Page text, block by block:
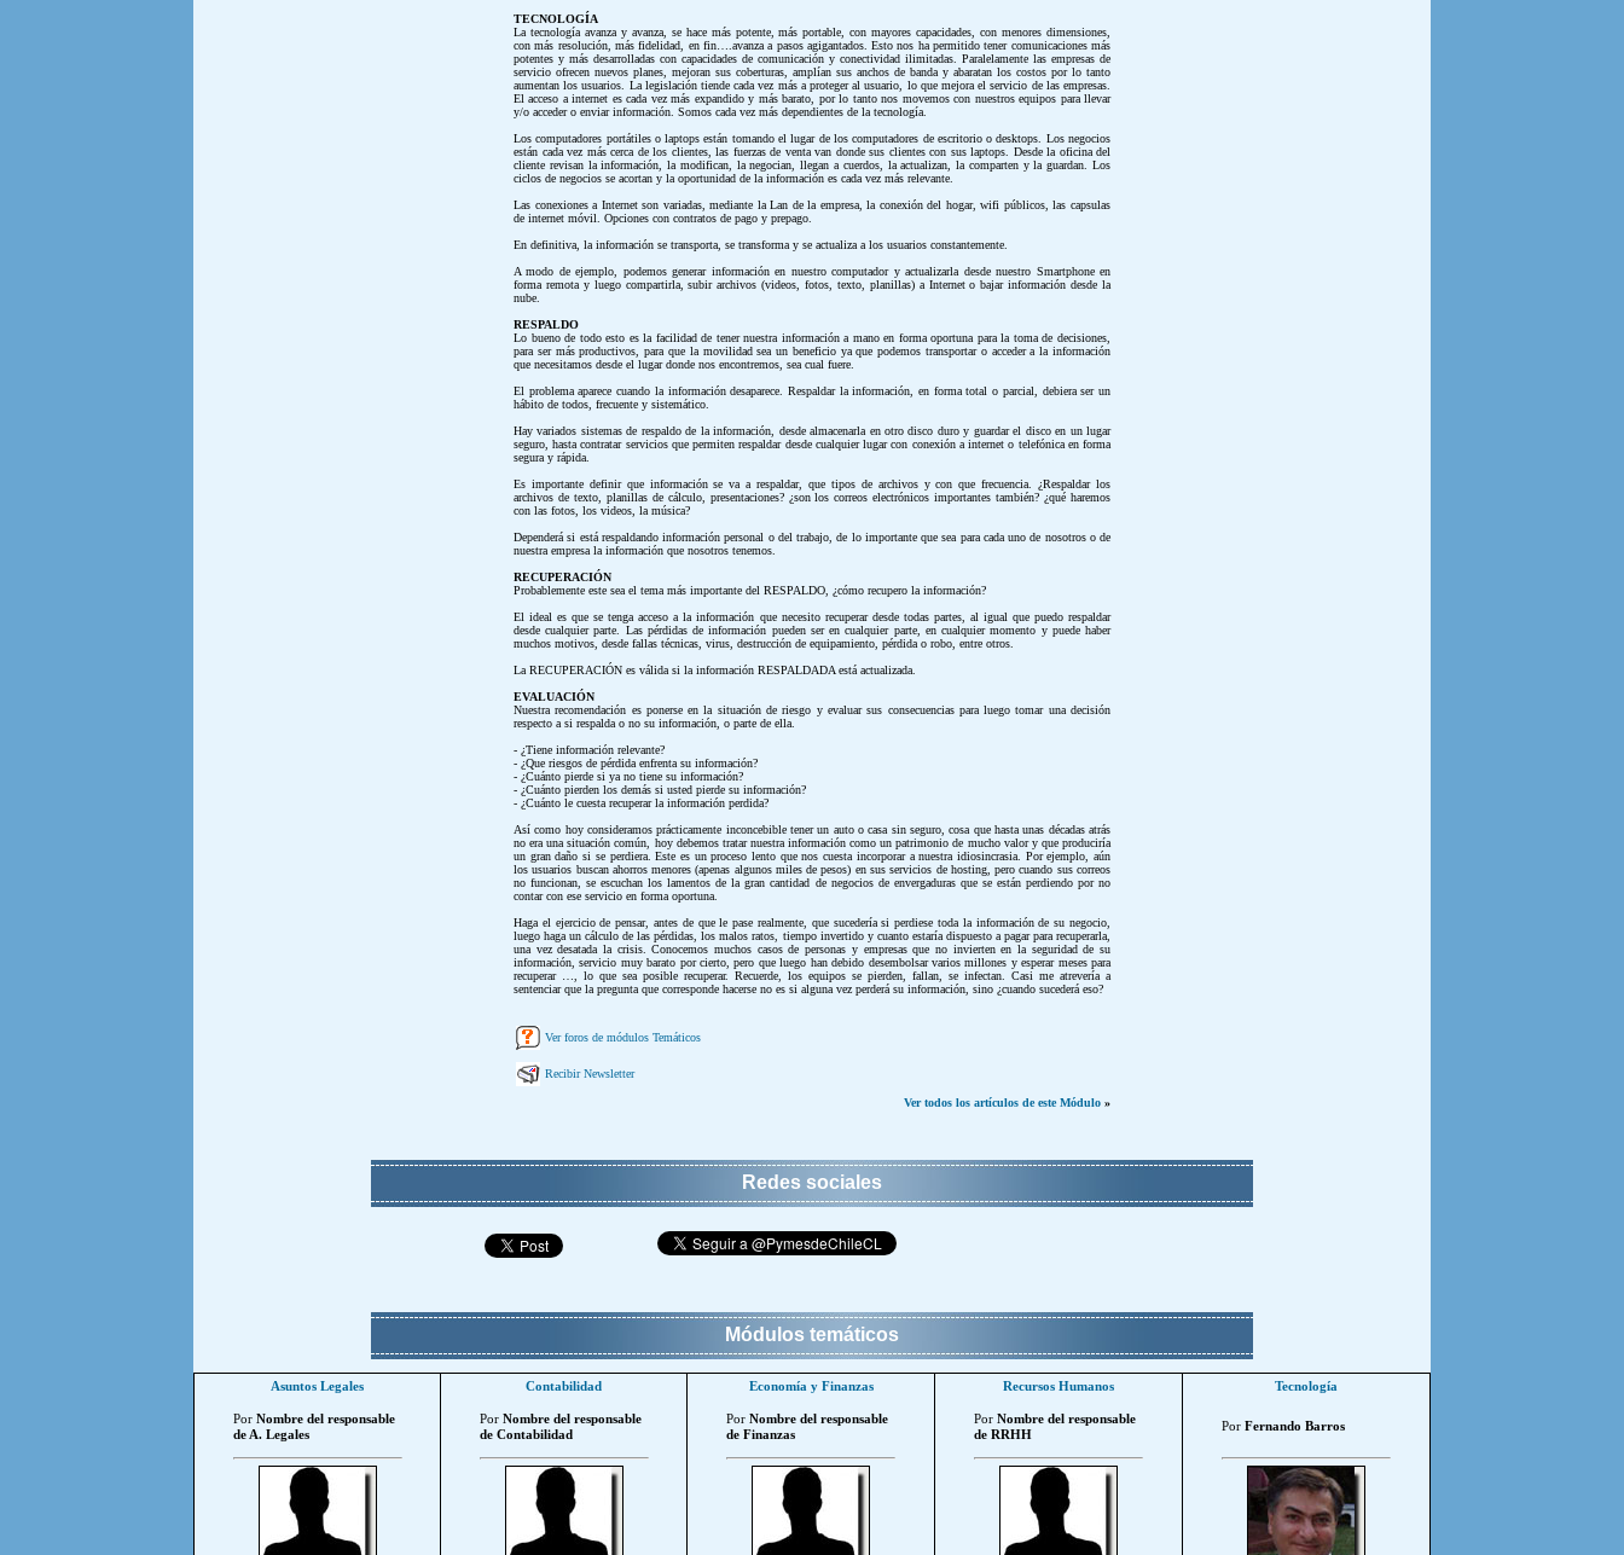
TECNOLOGÍA
La tecnología avanza y avanza, se hace más potente, más portable, con mayores capacidades, con menores dimensiones,
con más resolución, más fidelidad, en fin….avanza a pasos agigantados. Esto nos ha permitido tener comunicaciones más
potentes y más desarrolladas con capacidades de comunicación y conectividad ilimitadas. Paralelamente las empresas de
servicio ofrecen nuevos planes, mejoran sus coberturas, amplían sus anchos de banda y abaratan los costos por lo tanto
aumentan los usuarios. La legislación tiende cada vez más a proteger al usuario, lo que mejora el servicio de las empresas.
El acceso a internet es cada vez más expandido y más barato, por lo tanto nos movemos con nuestros equipos para llevar
y/o acceder o enviar información. Somos cada vez más dependientes de la tecnología.
Los computadores portátiles o laptops están tomando el lugar de los computadores de escritorio o desktops. Los negocios
están cada vez más cerca de los clientes, las fuerzas de venta van donde sus clientes con sus laptops. Desde la oficina del
cliente revisan la información, la modifican, la negocian, llegan a cuerdos, la actualizan, la comparten y la guardan. Los
ciclos de negocios se acortan y la oportunidad de la información es cada vez más relevante.
Las conexiones a Internet son variadas, mediante la Lan de la empresa, la conexión del hogar, wifi públicos, las capsulas
de internet móvil. Opciones con contratos de pago y prepago.
En definitiva, la información se transporta, se transforma y se actualiza a los usuarios constantemente.
A modo de ejemplo, podemos generar información en nuestro computador y actualizarla desde nuestro Smartphone en
forma remota y luego compartirla, subir archivos (videos, fotos, texto, planillas) a Internet o bajar información desde la
nube.
RESPALDO
Lo bueno de todo esto es la facilidad de tener nuestra información a mano en forma oportuna para la toma de decisiones,
para ser más productivos, para que la movilidad sea un beneficio ya que podemos transportar o acceder a la información
que necesitamos desde el lugar donde nos encontremos, sea cual fuere.
El problema aparece cuando la información desaparece. Respaldar la información, en forma total o parcial, debiera ser un
hábito de todos, frecuente y sistemático.
Hay variados sistemas de respaldo de la información, desde almacenarla en otro disco duro y guardar el disco en un lugar
seguro, hasta contratar servicios que permiten respaldar desde cualquier lugar con conexión a internet o telefónica en forma
segura y rápida.
Es importante definir que información se va a respaldar, que tipos de archivos y con que frecuencia. ¿Respaldar los
archivos de texto, planillas de cálculo, presentaciones? ¿son los correos electrónicos importantes también? ¿qué haremos
con las fotos, los videos, la música?
Dependerá si está respaldando información personal o del trabajo, de lo importante que sea para cada uno de nosotros o de
nuestra empresa la información que nosotros tenemos.
RECUPERACIÓN
Probablemente este sea el tema más importante del RESPALDO, ¿cómo recupero la información?
El ideal es que se tenga acceso a la información que necesito recuperar desde todas partes, al igual que puedo respaldar
desde cualquier parte. Las pérdidas de información pueden ser en cualquier parte, en cualquier momento y puede haber
muchos motivos, desde fallas técnicas, virus, destrucción de equipamiento, pérdida o robo, entre otros.
La RECUPERACIÓN es válida si la información RESPALDADA está actualizada.
EVALUACIÓN
Nuestra recomendación es ponerse en la situación de riesgo y evaluar sus consecuencias para luego tomar una decisión
respecto a si respalda o no su información, o parte de ella.
- ¿Tiene información relevante?
- ¿Que riesgos de pérdida enfrenta su información?
- ¿Cuánto pierde si ya no tiene su información?
- ¿Cuánto pierden los demás si usted pierde su información?
- ¿Cuánto le cuesta recuperar la información perdida?
Así como hoy consideramos prácticamente inconcebible tener un auto o casa sin seguro, cosa que hasta unas décadas atrás
no era una situación común, hoy debemos tratar nuestra información como un patrimonio de mucho valor y que produciría
un gran daño si se perdiera. Este es un proceso lento que nos cuesta incorporar a nuestra idiosincrasia. Por ejemplo, aún
los usuarios buscan ahorros menores (apenas algunos miles de pesos) en sus servicios de hosting, pero cuando sus correos
no funcionan, se escuchan los lamentos de la gran cantidad de negocios de envergaduras que se están perdiendo por no
contar con ese servicio en forma oportuna.
Haga el ejercicio de pensar, antes de que le pase realmente, que sucedería si perdiese toda la información de su negocio,
luego haga un cálculo de las pérdidas, los malos ratos, tiempo invertido y cuanto estaría dispuesto a pagar para recuperarla,
una vez desatada la crisis. Conocemos muchos casos de personas y empresas que no invierten en la seguridad de su
información, servicio muy barato por cierto, pero que luego han debido desembolsar varios millones y esperar meses para
recuperar …, lo que sea posible recuperar. Recuerde, los equipos se pierden, fallan, se infectan. Casi me atrevería a
sentenciar que la pregunta que corresponde hacerse no es si alguna vez perderá su información, sino ¿cuando sucederá eso?
Ver foros de módulos Temáticos
Recibir Newsletter
Ver todos los artículos de este Módulo »
Redes sociales
Módulos temáticos
Asuntos Legales
Por Nombre del responsable
de A. Legales
Contabilidad
Por Nombre del responsable
de Contabilidad
Economía y Finanzas
Por Nombre del responsable
de Finanzas
Recursos Humanos
Por Nombre del responsable
de RRHH
Tecnología
Por Fernando Barros